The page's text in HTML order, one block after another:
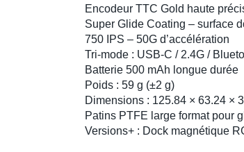
Encodeur TTC Gold haute
Super Glide Coating – surface
750 IPS – 50G d’accélération
Tri-mode : USB-C / 2.4G /
Batterie 500 mAh longue durée
Poids : 59 g (±2 g)
Dimensions : 125.84 × 63.24 ×
Patins PTFE large formatpour
Versions+ : Dock magnétique